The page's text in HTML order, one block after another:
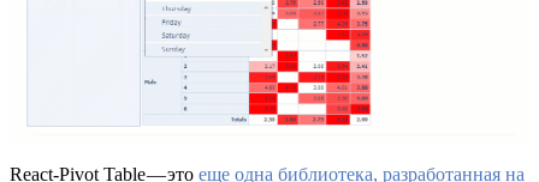
React-Pivot Table — это еще одна библиотека, разработанная на